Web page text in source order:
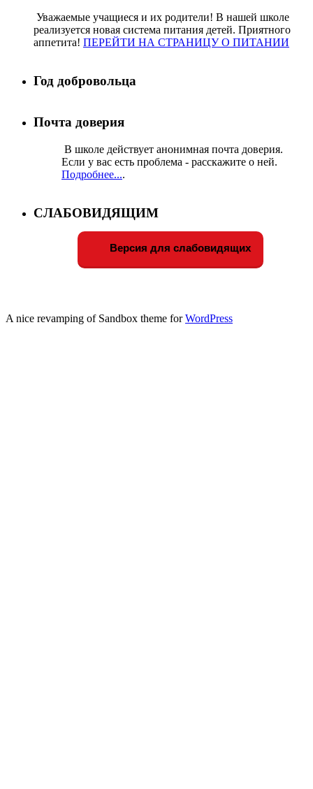
Уважаемые учащиеся и их родители! В нашей школе
реализуется новая система питания детей. Приятного
аппетита! ПЕРЕЙТИ НА СТРАНИЦУ О ПИТАНИИ
Год добровольца
Почта доверия
В школе действует анонимная почта доверия.
Если у вас есть проблема - расскажите о ней.
Подробнее....
СЛАБОВИДЯЩИМ
Версия для слабовидящих
A nice revamping of Sandbox theme forWordPress